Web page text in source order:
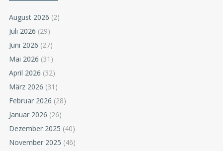
August 2026 (2)
Juli 2026 (29)
Juni 2026 (27)
Mai 2026 (31)
April 2026 (32)
März 2026 (31)
Februar 2026 (28)
Januar 2026 (26)
Dezember 2025 (40)
November 2025 (46)